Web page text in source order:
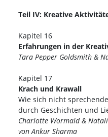
Teil IV: Kreative
Kapitel 16
Erfahrungen in der
Tara Pepper Goldsmith &
Kapitel 17
Krach und Krawall
Wie sich nicht
durch Geschichten und
Charlotte Wormald &
von Ankur Sharma